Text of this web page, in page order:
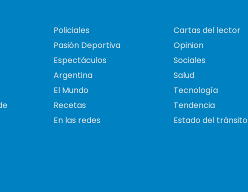
Policiales
Pasión Deportiva
Espectáculos
Argentina
El Mundo
Recetas
En las redes
Cartas del lector
Opinion
Sociales
Salud
Tecnología
Tendencia
Estado del tránsito